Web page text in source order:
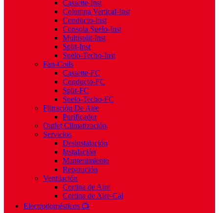
Cassette-Inst
Columna Vertical-Inst
Conducto-Inst
Consola Suelo-Inst
Multisplit-Inst
Split-Inst
Suelo-Techo-Inst
Fan-Coils
Cassette-FC
Conducto-FC
Split-FC
Suelo-Techo-FC
Filtración De Aire
Purificador
Outlet Climatización
Servicios
Desinstalación
Instalación
Mantenimiento
Reparación
Ventilación
Cortina de Aire
Cortina de Aire-Cal
Electrodomésticos 📺